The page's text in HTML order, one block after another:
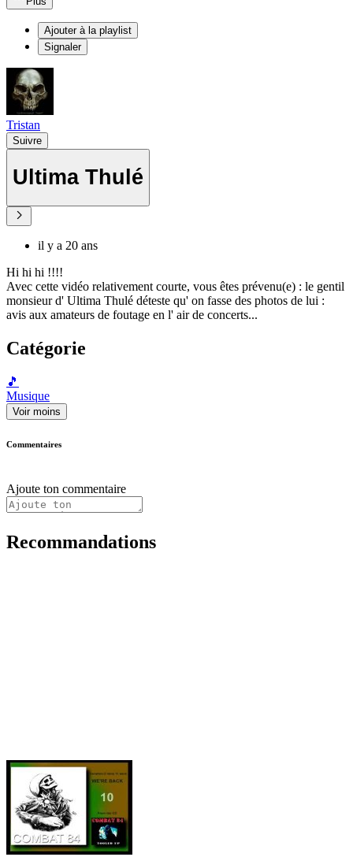
Ajouter à la playlist
Signaler
Tristan
Suivre
Ultima Thulé
il y a 20 ans
Hi hi hi !!!!
Avec cette vidéo relativement courte, vous êtes prévenu(e) : le gentil
monsieur d' Ultima Thulé déteste qu' on fasse des photos de lui :
avis aux amateurs de foutage en l' air de concerts...
Catégorie
🎵
Musique
Voir moins
Commentaires
Ajoute ton commentaire
Recommandations